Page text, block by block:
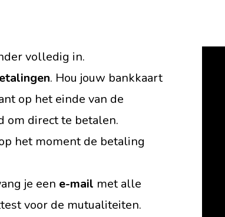
volledig in.
. Hou jouw bankkaart
op het einde van de
om direct te betalen.
het moment de betaling
je een e-mail met alle
voor de mutualiteiten.